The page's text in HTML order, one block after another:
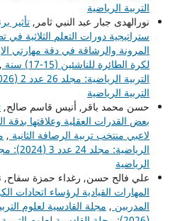
التربية الرياضية
نورالهدى جبار عبد النبي ثامر, تأثير
ستراتيجية دورات التعلم الثلاثية في
المرونة والرشاقة في دقة مهارتي
لكرة الطائرة للناشئين (15-17) سنة
,
التربية الرياضية
حسن محمد باقر, أنيس قاسم صالح,
بعض القدرات العقلية وعلاقتها
لاعبي منتخب تربية الرصافة الثانية ,
الرياضية
علي فالح حسن, رغداء حمزة سفاح,
المهارات القيادية لرؤساء اتحادات
المدربين ,